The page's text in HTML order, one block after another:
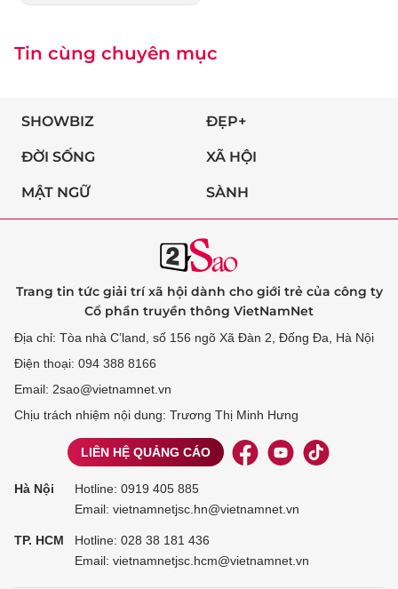
Tin cùng chuyên mục
SHOWBIZ ĐẸP+
ĐỜI SỐNG XÃ HỘI
MẬT NGỮ SÀNH
Trang tin tức giải trí xã hội dành cho giới trẻ của công ty
Cổ phần truyền thông VietNamNet
Địa chỉ: Tòa nhà C’land, số 156 ngõ Xã Đàn 2, Đống Đa, Hà Nội
Điện thoại: 094 388 8166
Email: 2sao@vietnamnet.vn
Chịu trách nhiệm nội dung: Trương Thị Minh Hưng
LIÊN HỆ QUẢNG CÁO
Hà Nội Hotline: 0919 405 885
Email: vietnamnetjsc.hn@vietnamnet.vn
TP. HCM Hotline: 028 38 181 436
Email: vietnamnetjsc.hcm@vietnamnet.vn